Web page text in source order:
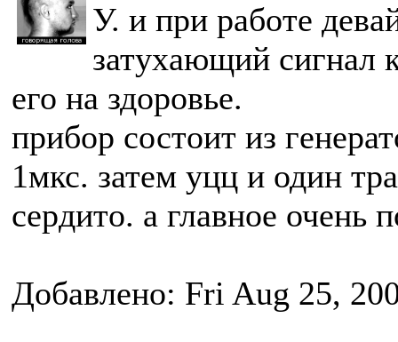
У. и при работе
затухающий сигнал
его на здоровье.
прибор состоит из
1мкс. затем уцц и один
сердито. а главное очень
Добавлено: Fri Aug 25,